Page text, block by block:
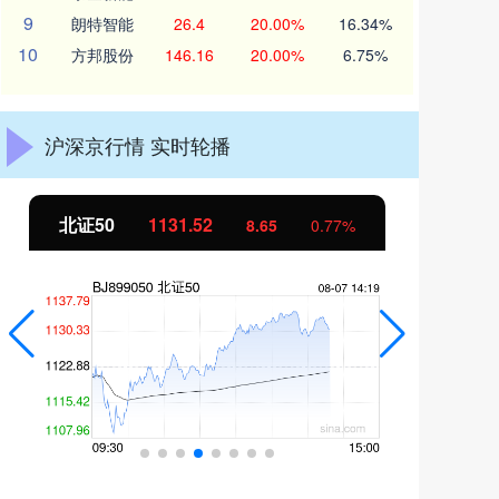
9 朗特智能 26.4 20.00% 16.34%
10 方邦股份 146.16 20.00% 6.75%
沪深京行情 实时轮播
北证50 1131.53 8.66 0.77%